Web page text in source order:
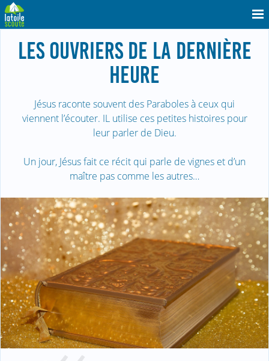
LES OUVRIERS DE LA DERNIÈRE
HEURE
Jésus raconte souvent des Paraboles à ceux qui
viennent l’écouter. IL utilise ces petites histoires pour
leur parler de Dieu.
Un jour, Jésus fait ce récit qui parle de vignes et d’un
maître pas comme les autres…